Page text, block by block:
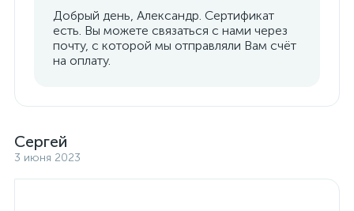
Добрый день, Александр. Сертификат
есть. Вы можете связаться с нами через
почту, с которой мы отправляли Вам счёт
на оплату.
Сергей
3 июня 2023